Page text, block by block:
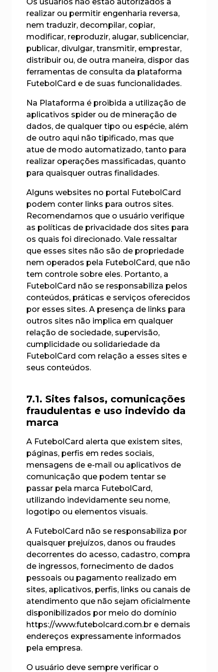
realizar ou permitir engenharia reversa,
nem traduzir, decompilar, copiar,
modificar, reproduzir, alugar, sublicenciar,
publicar, divulgar, transmitir, emprestar,
distribuir ou, de outra maneira, dispor das
ferramentas de consulta da plataforma
FutebolCard e de suas funcionalidades.
Na Plataforma é proibida a utilização de
aplicativos spider ou de mineração de
dados, de qualquer tipo ou espécie, além
de outro aqui não tipificado, mas que
atue de modo automatizado, tanto para
realizar operações massificadas, quanto
para quaisquer outras finalidades.
Alguns websites no portal FutebolCard
podem conter links para outros sites.
Recomendamos que o usuário verifique
as políticas de privacidade dos sites para
os quais foi direcionado. Vale ressaltar
que esses sites não são de propriedade
nem operados pela FutebolCard, que não
tem controle sobre eles. Portanto, a
FutebolCard não se responsabiliza pelos
conteúdos, práticas e serviços oferecidos
por esses sites. A presença de links para
outros sites não implica em qualquer
relação de sociedade, supervisão,
cumplicidade ou solidariedade da
FutebolCard com relação a esses sites e
seus conteúdos.
7.1. Sites falsos, comunicações
fraudulentas e uso indevido da
marca
A FutebolCard alerta que existem sites,
páginas, perfis em redes sociais,
mensagens de e-mail ou aplicativos de
comunicação que podem tentar se
passar pela marca FutebolCard,
utilizando indevidamente seu nome,
logotipo ou elementos visuais.
A FutebolCard não se responsabiliza por
quaisquer prejuízos, danos ou fraudes
decorrentes do acesso, cadastro, compra
de ingressos, fornecimento de dados
pessoais ou pagamento realizado em
sites, aplicativos, perfis, links ou canais de
atendimento que não sejam oficialmente
disponibilizados por meio do domínio
https://www.futebolcard.com.br e demais
endereços expressamente informados
pela empresa.
O usuário deve sempre verificar o